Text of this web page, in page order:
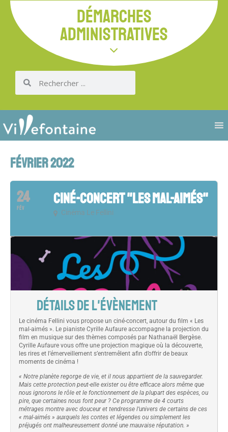
DÉMARCHES
ADMINISTRATIVES
FÉVRIER 2022
24
FÉV
CINÉ-CONCERT "LES MAL-AIMÉS"
Cinéma Le Fellini
DÉTAILS DE L'ÉVÈNEMENT
Le cinéma Fellini vous propose un ciné-concert, autour du film « Les
mal-aimés ». Le pianiste Cyrille Aufaure accompagne la projection du
film en musique sur des thèmes composés par Nathanaël Bergèse.
Cyrille Aufaure vous offre une projection magique où la découverte,
les rires et l’émerveillement s’entremêlent afin d’offrir de beaux
moments de cinéma !
« Notre planète regorge de vie, et il nous appartient de la sauvegarder.
Mais cette protection peut-elle exister ou être efficace alors même que
nous ignorons le rôle et le fonctionnement de la plupart des espèces, ou
pire, que certaines nous font peur ? Ce programme de 4 courts
métrages montre avec douceur et tendresse l’univers de certains de ces
« mal-aimés » auxquels les contes et légendes ou simplement les
préjugés ont malheureusement donné une mauvaise réputation. »